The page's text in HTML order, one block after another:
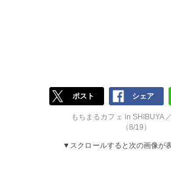
ポスト シェア
もちまるカフェ in SHIBUYA
（8/19）
▼スクロールすると次の画像が